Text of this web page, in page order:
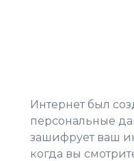
Интернет был
персональные
зашифрует ваш
когда вы